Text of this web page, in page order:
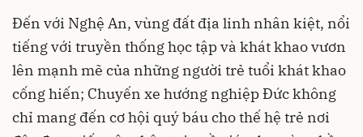
Đến với Nghệ An, vùng đất địa linh nhân kiệt, nổi
tiếng với truyền thống học tập và khát khao vươn
lên mạnh mẽ của những người trẻ tuổi khát khao
cống hiến; Chuyến xe hướng nghiệp Đức không
chỉ mang đến cơ hội quý báu cho thế hệ trẻ nơi